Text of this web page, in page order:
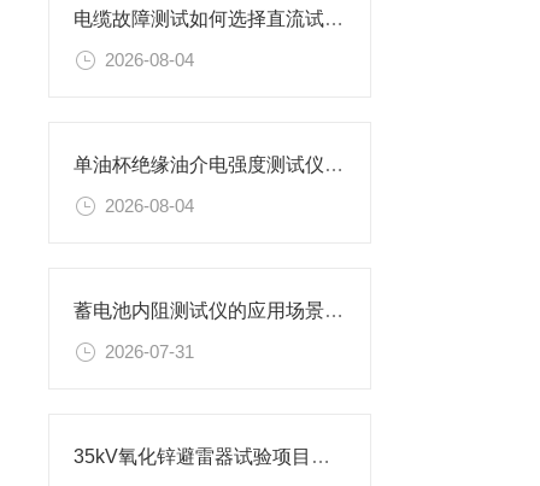
电缆故障测试如何选择直流试验还是交流试验？
2026-08-04
单油杯绝缘油介电强度测试仪特性及操作步骤
2026-08-04
蓄电池内阻测试仪的应用场景有哪些
2026-07-31
35kV氧化锌避雷器试验项目及设备